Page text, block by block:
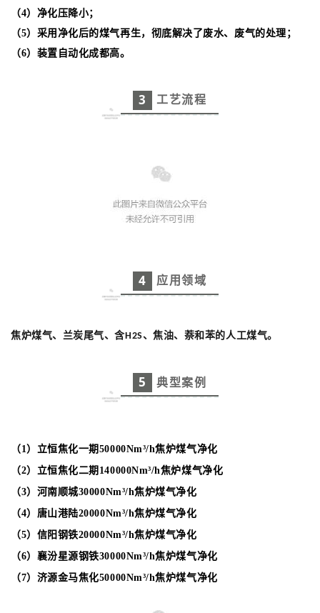
（4）净化压降小；
（5）采用净化后的煤气再生，彻底解决了废水、废气的处理；
（6）装置自动化成都高。
3 工艺流程
4 应用领域
焦炉煤气、兰炭尾气、含H2S、焦油、萘和苯的人工煤气。
5 典型案例
（1）立恒焦化一期50000Nm³/h焦炉煤气净化
（2）立恒焦化二期140000Nm³/h焦炉煤气净化
（3）河南顺城30000Nm³/h焦炉煤气净化
（4）唐山港陆20000Nm³/h焦炉煤气净化
（5）信阳钢铁20000Nm³/h焦炉煤气净化
（6）襄汾星源钢铁30000Nm³/h焦炉煤气净化
（7）济源金马焦化50000Nm³/h焦炉煤气净化